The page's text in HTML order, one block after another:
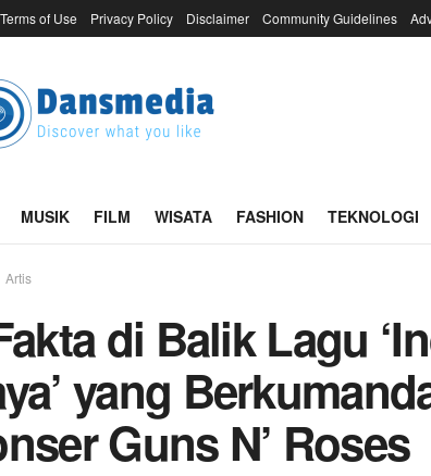
Terms of Use Privacy Policy Disclaimer Community Guidelines
MUSIK FILM WISATA FASHION TEKNOLOGI
Artis
di Balik Lagu
yang
Guns N’ Roses